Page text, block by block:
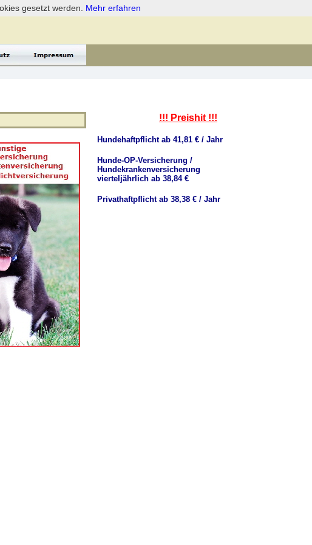
gesetzt werden. Mehr erfahren
!!! Preishit !!!
Hundehaftpflicht ab 41,81 € / Jahr
Hunde-OP-Versicherung /
Hundekrankenversicherung
vierteljährlich ab 38,84 €
Privathaftpflicht ab 38,38 € / Jahr